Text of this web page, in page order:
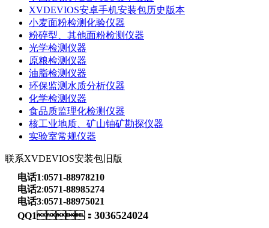
XVDEVIOS安卓手机安装包历史版本
小麦面粉检测化验仪器
粉碎型、其他面粉检测仪器
光学检测仪器
原粮检测仪器
油脂检测仪器
环保监测水质分析仪器
化学检测仪器
食品质监理化检测仪器
核工业地质、矿山铀矿勘探仪器
实验室常规仪器
联系XVDEVIOS安装包旧版
电话1:0571-88978210
电话2:0571-88985274
电话3:0571-88975021
QQ1： 3036524024